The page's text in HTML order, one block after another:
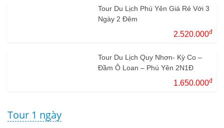
Tour Du Lịch Phú Yên Giá Rẻ Với 3
Ngày 2 Đêm
2.520.000đ
Tour Du Lịch Quy Nhơn- Kỳ Co –
Đầm Ô Loan – Phú Yên 2N1Đ
1.650.000đ
Tour 1 ngày